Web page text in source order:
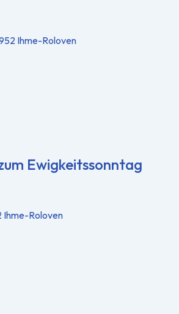
Ihme-Roloven
Ewigkeitssonntag
Ihme-Roloven